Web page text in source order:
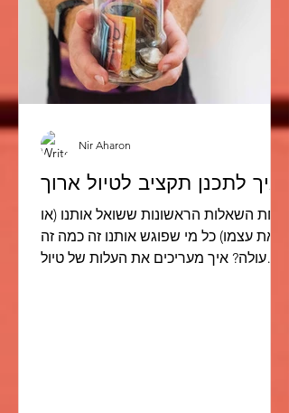
איך לתכנן תקציב לטיול ארוך
אחת השאלות הראשונות ששואל אותנו (או
את עצמו) כל מי שפוגש אותנו זה כמה זה
עולה? איך מעריכים את העלות של טיול
Nir Aharon